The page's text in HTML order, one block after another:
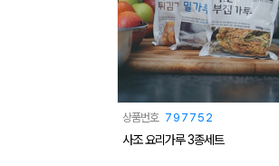
상품번호 797752
사조 요리가루 3종세트